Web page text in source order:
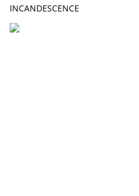
INCANDESCENCE